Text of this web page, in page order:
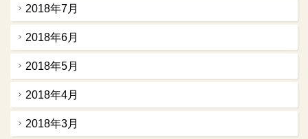
2018年7月
2018年6月
2018年5月
2018年4月
2018年3月